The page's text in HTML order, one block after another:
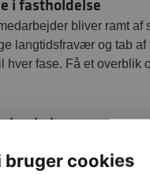
i fastholdelse
bliver ramt af
langtidsfravær og tab
hver fase. Få et
om opgaven
for at arbejde med
hvis andre aktører
bruger cookies